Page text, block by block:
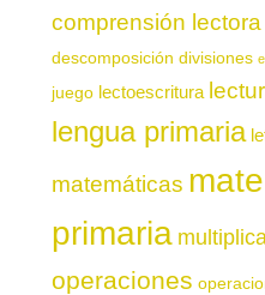
comprensión lectora
descomposición divisiones
juego lectoescritura
lengua primaria
matemáticas
primaria
operaciones